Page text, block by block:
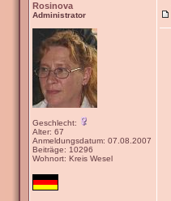
Rosinova
Administrator
Geschlecht:
Alter: 67
Anmeldungsdatum: 07.08.2007
Beiträge: 10296
Wohnort: Kreis Wesel